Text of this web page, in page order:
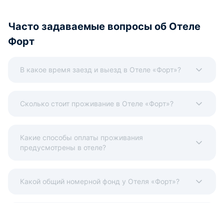
Часто задаваемые вопросы об Отеле
Форт
В какое время заезд и выезд в Отеле «Форт»?
Сколько стоит проживание в Отеле «Форт»?
Какие способы оплаты проживания
предусмотрены в отеле?
Какой общий номерной фонд у Отеля «Форт»?